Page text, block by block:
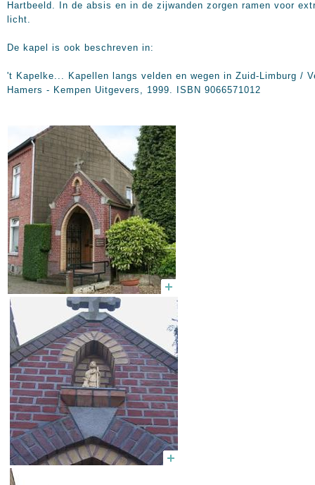
Hartbeeld. In de absis en in de zijwanden zorgen ramen voor
licht.
De kapel is ook beschreven in:
't Kapelke... Kapellen langs velden en wegen in Zuid-Limburg /
Hamers - Kempen Uitgevers, 1999. ISBN 9066571012